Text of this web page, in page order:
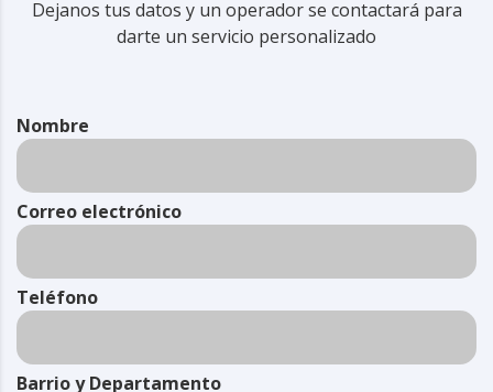
Dejanos tus datos y un operador se contactará para
darte un servicio personalizado
Nombre
Correo electrónico
Teléfono
Barrio y Departamento